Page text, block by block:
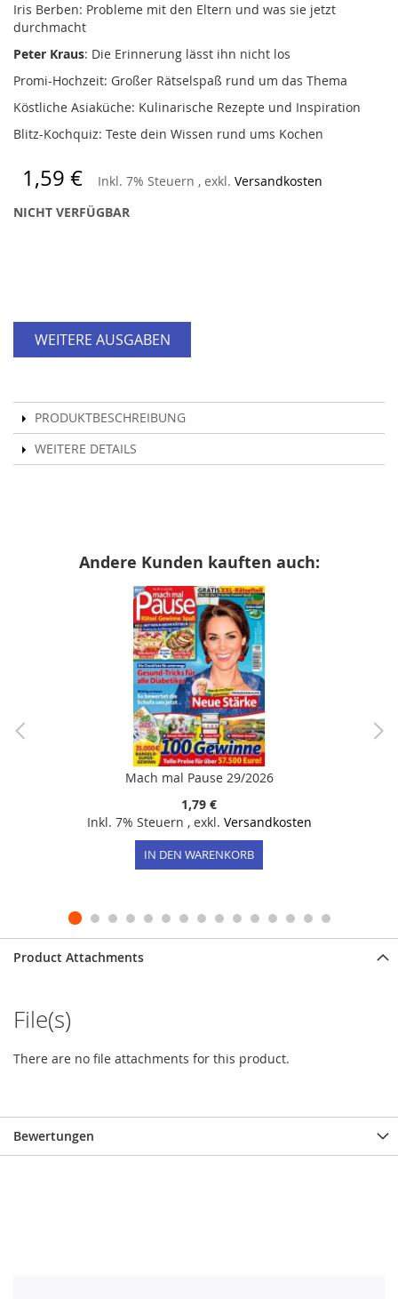
Iris Berben: Probleme mit den Eltern und was sie jetzt
durchmacht
Peter Kraus: Die Erinnerung lässt ihn nicht los
Promi-Hochzeit: Großer Rätselspaß rund um das Thema
Köstliche Asiaküche: Kulinarische Rezepte und Inspiration
Blitz-Kochquiz: Teste dein Wissen rund ums Kochen
1,59 € Inkl. 7% Steuern , exkl. Versandkosten
NICHT VERFÜGBAR
WEITERE AUSGABEN
PRODUKTBESCHREIBUNG
WEITERE DETAILS
Andere Kunden kauften auch:
Mach mal Pause 29/2026
1,79 €
Inkl. 7% Steuern , exkl. Versandkosten
IN DEN WARENKORB
Product Attachments
File(s)
There are no file attachments for this product.
Bewertungen